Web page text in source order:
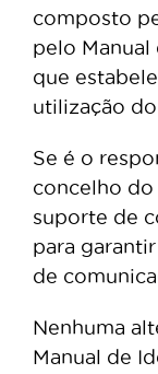
composto
pelo Manual
que
utilização
Se é o
concelho do
suporte de
para
de
Nenhuma
Manual de